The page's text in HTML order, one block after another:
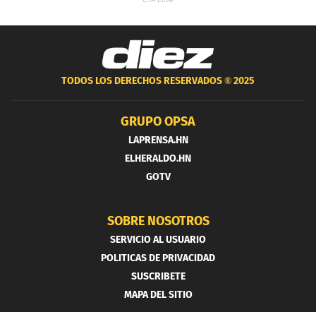
TODOS LOS DERECHOS RESERVADOS ®2025
GRUPO OPSA
LAPRENSA.HN
ELHERALDO.HN
GOTV
SOBRE NOSOTROS
SERVICIO AL USUARIO
POLITICAS DE PRIVACIDAD
SUSCRIBETE
MAPA DEL SITIO